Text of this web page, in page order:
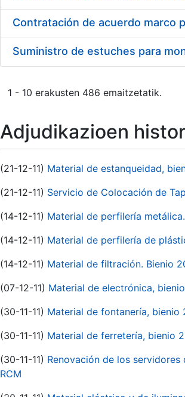
Suministro de estuches para
1 - 10 erakusten 486 emaitzetatik.
Adjudikazioen
(21-12-11) Material de estanqueidad,
(21-12-11) Servicio de Colocación de
(14-12-11) Material de perfilería
(14-12-11) Material de perfilería de
(14-12-11) Material de filtración. Bienio
(07-12-11) Material de electrónica,
(30-11-11) Material de fontanería, bienio
(30-11-11) Material de ferretería, bienio
(30-11-11) Renovación de los
RCM